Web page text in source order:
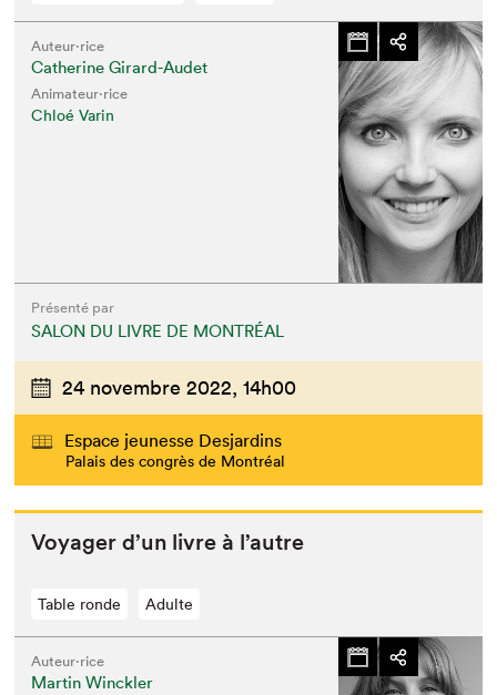
Auteur·rice
Catherine Girard-Audet
Animateur⋅rice
Chloé Varin
Présenté par
SALON DU LIVRE DE MONTRÉAL
24 novembre 2022, 14h00
Espace jeunesse Desjardins
Palais des congrès de Montréal
Voy­ager d’un livre à l’autre
Table ronde Adulte
Auteur·rice
Martin Winckler